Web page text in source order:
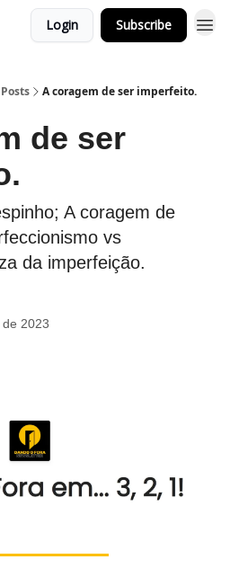
Login Subscribe
Posts A coragem de ser imperfeito.
de ser
A coragem de
vs
da imperfeição.
2023